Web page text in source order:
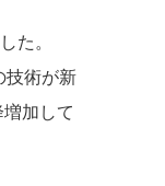
た。
技術が新
加して